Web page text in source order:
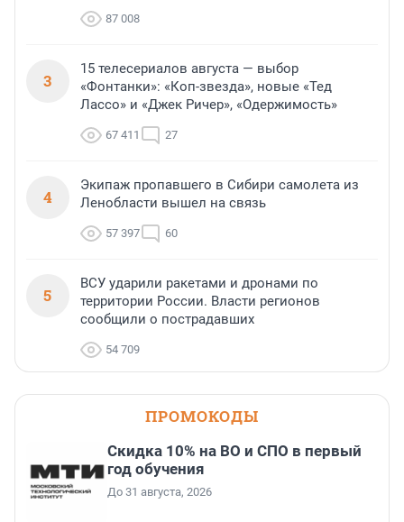
87 008
3
15 телесериалов августа — выбор
«Фонтанки»: «Коп-звезда», новые «Тед
Лассо» и «Джек Ричер», «Одержимость»
67 411 27
4
Экипаж пропавшего в Сибири самолета из
Ленобласти вышел на связь
57 397 60
5
ВСУ ударили ракетами и дронами по
территории России. Власти регионов
сообщили о пострадавших
54 709
ПРОМОКОДЫ
Скидка 10% на ВО и СПО в первый
год обучения
До 31 августа, 2026